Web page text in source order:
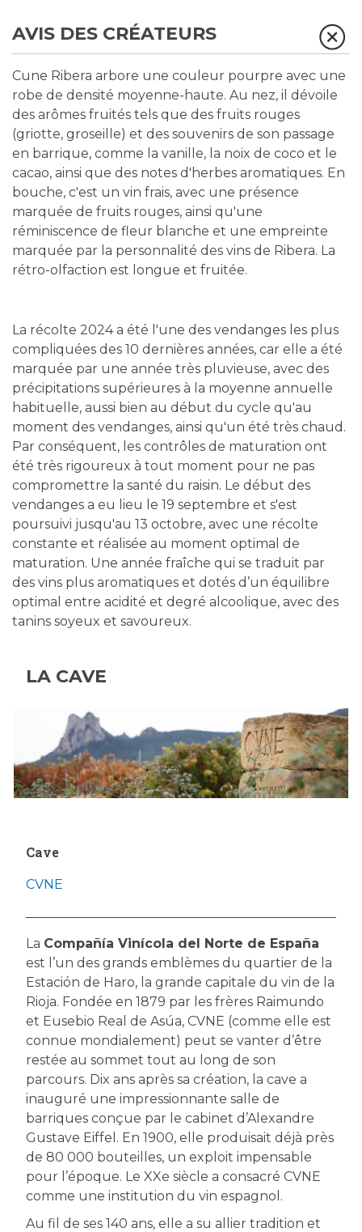
AVIS DES CRÉATEURS
Cune Ribera arbore une couleur pourpre avec une
robe de densité moyenne-haute. Au nez, il dévoile
des arômes fruités tels que des fruits rouges
(griotte, groseille) et des souvenirs de son passage
en barrique, comme la vanille, la noix de coco et le
cacao, ainsi que des notes d'herbes aromatiques. En
bouche, c'est un vin frais, avec une présence
marquée de fruits rouges, ainsi qu'une
réminiscence de fleur blanche et une empreinte
marquée par la personnalité des vins de Ribera. La
rétro-olfaction est longue et fruitée.
La récolte 2024 a été l'une des vendanges les plus
compliquées des 10 dernières années, car elle a été
marquée par une année très pluvieuse, avec des
précipitations supérieures à la moyenne annuelle
habituelle, aussi bien au début du cycle qu'au
moment des vendanges, ainsi qu'un été très chaud.
Par conséquent, les contrôles de maturation ont
été très rigoureux à tout moment pour ne pas
compromettre la santé du raisin. Le début des
vendanges a eu lieu le 19 septembre et s'est
poursuivi jusqu'au 13 octobre, avec une récolte
constante et réalisée au moment optimal de
maturation. Une année fraîche qui se traduit par
des vins plus aromatiques et dotés d’un équilibre
optimal entre acidité et degré alcoolique, avec des
tanins soyeux et savoureux.
LA CAVE
Cave
CVNE
La Compañía Vinícola del Norte de España
est l’un des grands emblèmes du quartier de la
Estación de Haro, la grande capitale du vin de la
Rioja. Fondée en 1879 par les frères Raimundo
et Eusebio Real de Asúa, CVNE (comme elle est
connue mondialement) peut se vanter d’être
restée au sommet tout au long de son
parcours. Dix ans après sa création, la cave a
inauguré une impressionnante salle de
barriques conçue par le cabinet d’Alexandre
Gustave Eiffel. En 1900, elle produisait déjà près
de 80 000 bouteilles, un exploit impensable
pour l’époque. Le XXe siècle a consacré CVNE
comme une institution du vin espagnol.
Au fil de ses 140 ans, elle a su allier tradition et